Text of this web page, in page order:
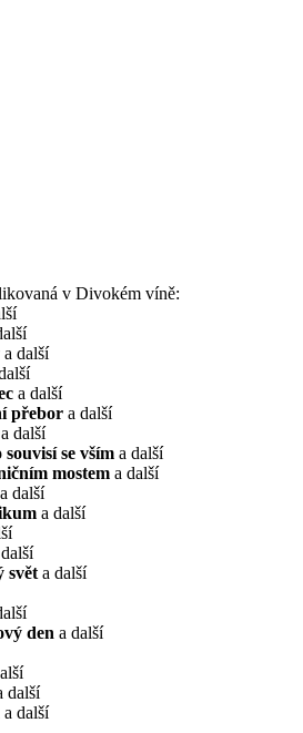
v Divokém víně:
a další
a další
přebor a další
a další
souvisí se vším a další
mostem a další
a další
a další
svět a další
den a další
další
a další